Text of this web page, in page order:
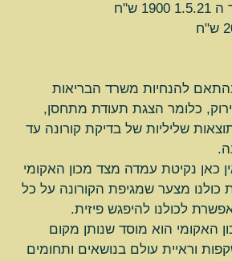
ש"ח
להנחיות משרד הבריאות
ירוק, כלומר הצגת תעודת מתחסן,
שליליות של בדיקת קורונה עד
כאן נקיטת עמדה מצד מכון האקומי
כולנו מצער שמגיפת הקורונה על כל
לכולנו להיפגש פיזית.
האקומי הוא מוסד שנותן מקום
וראיית עולם בנושאים ותחומים